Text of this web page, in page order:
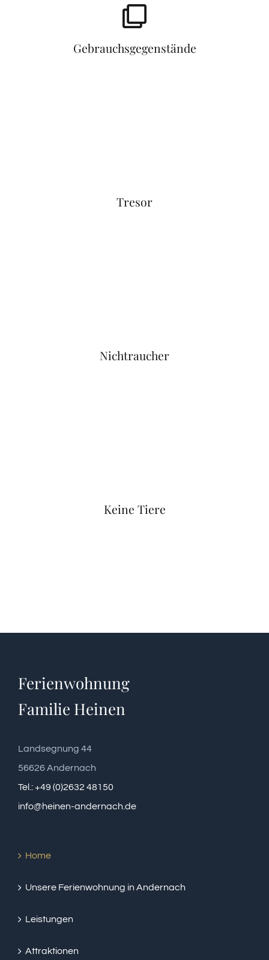
Gebrauchsgegenstände
Tresor
Nichtraucher
Keine Tiere
Ferienwohnung
Familie Heinen
Landsegnung 44
56626 Andernach
Tel.: +49 (0)2632 48150
info@heinen-andernach.de
Home
Unsere Ferienwohnung in Andernach
Leistungen
Attraktionen